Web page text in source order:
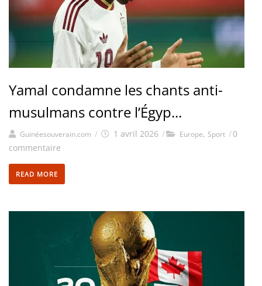
Yamal condamne les chants anti-
musulmans contre l’Égyp...
Guinéesouverain.com / 1 avril 2026 / Europe, Sport /0
commentaire
READ MORE